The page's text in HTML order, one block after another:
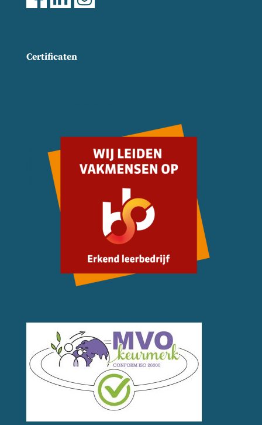
Certificaten